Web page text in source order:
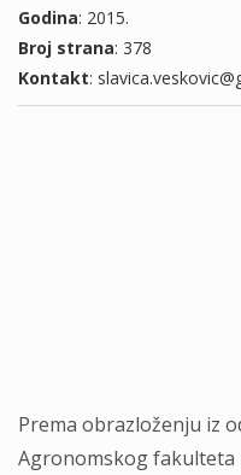
Godina: 2015.
Broj strana: 378
Kontakt:
Prema obrazloženju iz
Agronomskog fakulteta